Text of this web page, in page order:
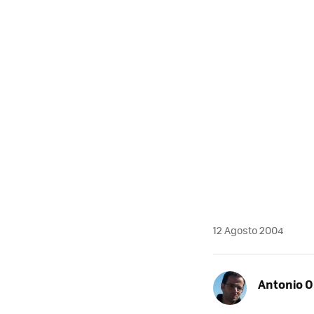
12 Agosto 2004
Antonio